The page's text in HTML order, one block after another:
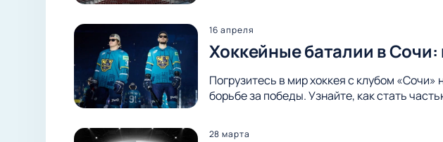
16 апреля
Хоккейные баталии в
Погрузитесь в мир хоккея с клубом
борьбе за победы. Узнайте, как стать
28 марта